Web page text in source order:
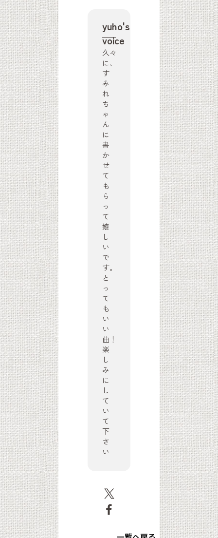
yuho's
voice
久々
に、
す
み
れ
ち
ゃ
ん
に
書
か
せ
て
も
ら
っ
て
嬉
し
い
で
す。
と
っ
て
も
い
い
曲！
楽
し
み
に
し
て
い
て
下
さ
い